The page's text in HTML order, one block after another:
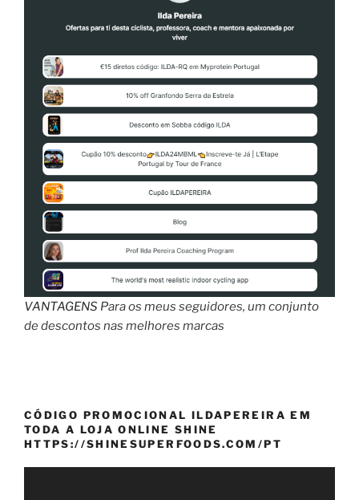
VANTAGENS Para os meus seguidores, um conjunto
de descontos nas melhores marcas
CÓDIGO PROMOCIONAL ILDAPEREIRA EM
TODA A LOJA ONLINE SHINE
HTTPS://SHINESUPERFOODS.COM/PT